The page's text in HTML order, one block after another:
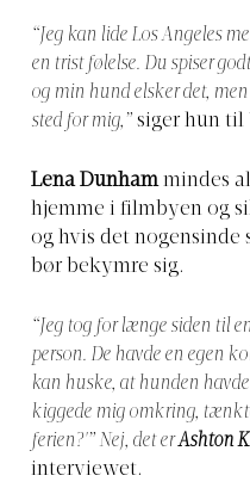
“Jeg kan lide Los Angeles
en trist følelse. Du spiser
og min hund elsker det,
sted for mig,” siger hun til
Lena Dunhammindes
hjemme i filmbyen og
og hvis det
bør bekymre sig.
“Jeg tog for længe siden til
person. De havde en egen
kan huske, at hunden
kiggede mig omkring,
ferien?'” Nej, det erAshton
interviewet.